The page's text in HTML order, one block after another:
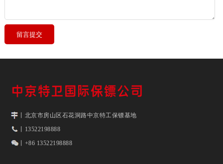
丨北京市房山区石花洞路中京特工保镖基地
丨13522198888
丨+86 13522198888